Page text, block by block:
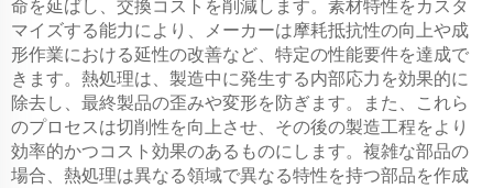
命を延ばし、交換コストを削減します。素材特性をカスタ
マイズする能力により、メーカーは摩耗抵抗性の向上や成
形作業における延性の改善など、特定の性能要件を達成で
きます。熱処理は、製造中に発生する内部応力を効果的に
除去し、最終製品の歪みや変形を防ぎます。また、これら
のプロセスは切削性を向上させ、その後の製造工程をより
効率的かつコスト効果のあるものにします。複雑な部品の
場合、熱処理は異なる領域で異なる特性を持つ部品を作成